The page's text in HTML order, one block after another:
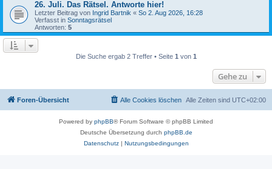
26. Juli. Das Rätsel. Antworte hier!
Letzter Beitrag von Ingrid Bartnik « So 2. Aug 2026, 16:28
Verfasst in Sonntagsrätsel
Antworten: 5
Die Suche ergab 2 Treffer • Seite 1 von 1
Gehe zu
Foren-Übersicht Alle Zeiten sind UTC+02:00
Alle Cookies löschen
Powered by phpBB® Forum Software © phpBB Limited
Deutsche Übersetzung durch phpBB.de
Datenschutz| Nutzungsbedingungen